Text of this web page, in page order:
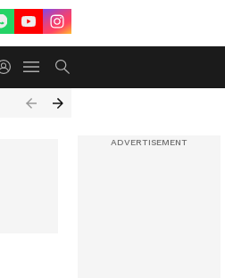
Akkineni Nageswara Rao